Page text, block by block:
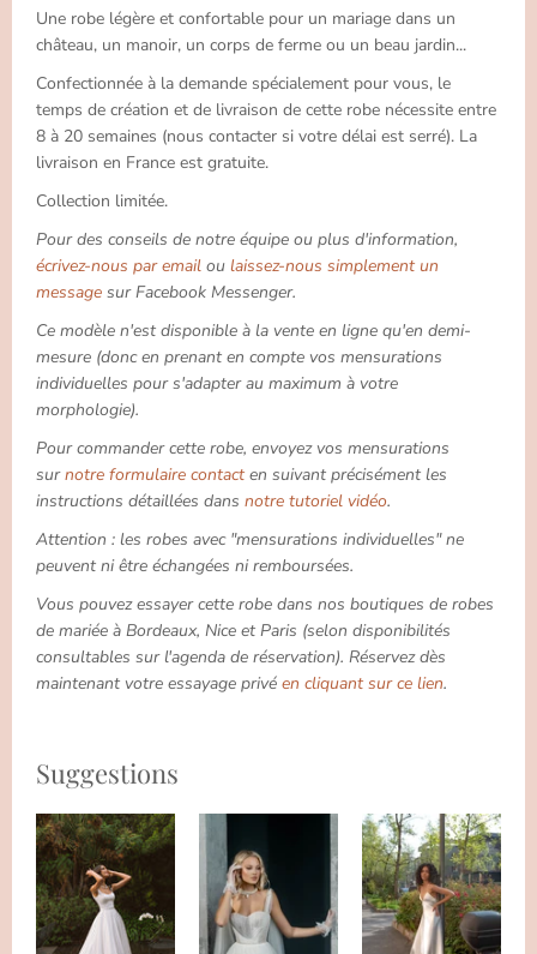
Une robe légère et confortable pour un mariage dans un
château, un manoir, un corps de ferme ou un beau jardin...
Confectionnée à la demande spécialement pour vous, le
temps de création et de livraison de cette robe nécessite entre
8 à 20 semaines (nous contacter si votre délai est serré). La
livraison en France est gratuite.
Collection limitée.
Pour des conseils de notre équipe ou plus d'information,
écrivez-nous par email ou laissez-nous simplement un
message sur Facebook Messenger.
Ce modèle n'est disponible à la vente en ligne qu'en demi-
mesure (donc en prenant en compte vos mensurations
individuelles pour s'adapter au maximum à votre
morphologie).
Pour commander cette robe, envoyez vos mensurations
surnotre formulaire contact en suivant précisément les
instructions détaillées dans notre tutoriel vidéo.
Attention : les robes avec "mensurations individuelles" ne
peuvent ni être échangées ni remboursées.
Vous pouvez essayer cette robe dans nos boutiques de robes
de mariée à Bordeaux, Nice et Paris (selon disponibilités
consultables sur l'agenda de réservation). Réservez dès
maintenant votre essayage privé en cliquant sur ce lien.
Suggestions